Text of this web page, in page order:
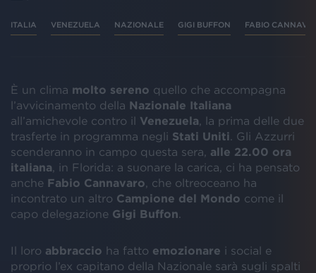
ITALIA VENEZUELA NAZIONALE GIGI BUFFON FABIO
È un clima molto sereno quello che accompagna
l’avvicinamento della Nazionale Italiana
all’amichevole contro il Venezuela , la prima delle due
trasferte in programma negli Stati Uniti . Gli Azzurri
scenderanno in campo questa sera, alle 22.00 ora
italiana , in Florida: a suonare la carica, ci ha pensato
anche Fabio Cannavaro , che oltreoceano ha
incontrato un altro Campione del Mondo come il
capo delegazione Gigi Buffon
Il loro abbraccio ha fatto emozionare i social e
proprio l’ex capitano della Nazionale sarà sugli spalti